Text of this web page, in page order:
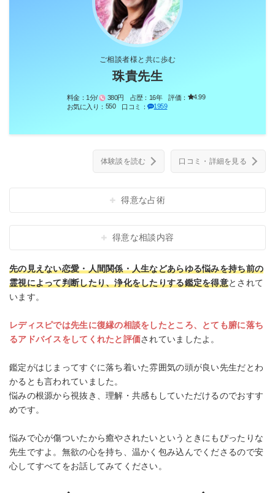
ご相談者様と共に歩む
珠貴先生
料金： 1分/ 380円 占歴： 16年 評価：
4.99
お気に入り： 550 口コミ： 1959
体験談を読む 口コミ・詳細を見る
得意な占術
得意な相談内容
先の見えない恋愛・人間関係・人生などあらゆる悩みを持ち前の
霊視によって判断したり、浄化をしたりする鑑定を得意とされて
います。
レディスピでは先生に復縁の相談をしたところ、とても腑に落ち
るアドバイスをしてくれたと評価されていましたよ。
鑑定がはじまってすぐに落ち着いた雰囲気の頭が良い先生だとわ
かるとも言われていました。
悩みの根源から視抜き、理解・共感もしていただけるのでおすす
めです。
悩みで心が傷ついたから癒やされたいというときにもぴったりな
先生ですよ。無欲の心を持ち、温かく包み込んでくださるので安
心してすべてをお話してみてください。